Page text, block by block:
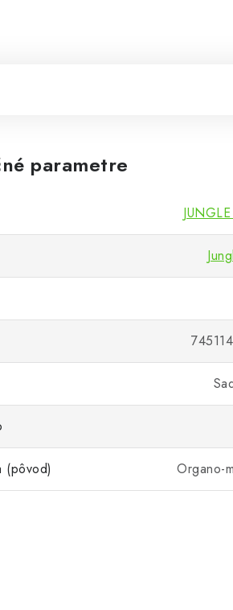
parametre
(pôvod) Organo-